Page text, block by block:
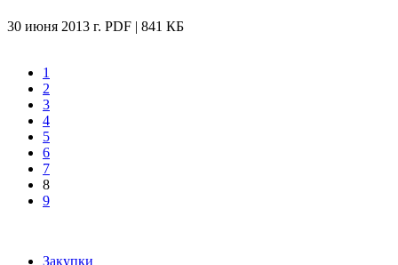
30 июня 2013 г. PDF | 841 КБ
1
2
3
4
5
6
7
8
9
Закупки